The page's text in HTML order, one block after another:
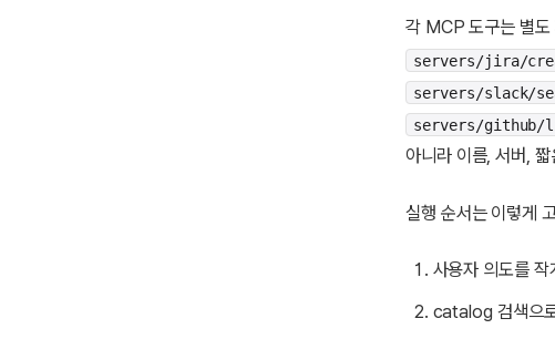
각 MCP 도구는 별도
servers/jira/
servers/slack/
servers/github/
아니라 이름, 서버,
실행 순서는 이렇게
사용자 의도를 작
catalog 검색으